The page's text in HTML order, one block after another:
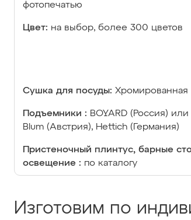
фотопечатью
Цвет: на выбор, более 300 цветов
Сушка для посуды: Хромированная
Подъемники : BOYARD (Россия)
Blum (Австрия), Hettich (Германия)
Пристеночный плинтус, барные
освещение : по каталогу
Изготовим по